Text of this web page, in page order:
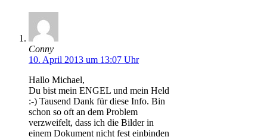
Conny
10. April 2013 um 13:07 Uhr
Hallo Michael,
Du bist mein ENGEL und mein Held
:-) Tausend Dank für diese Info. Bin
schon so oft an dem Problem
verzweifelt, dass ich die Bilder in
einem Dokument nicht fest einbinden